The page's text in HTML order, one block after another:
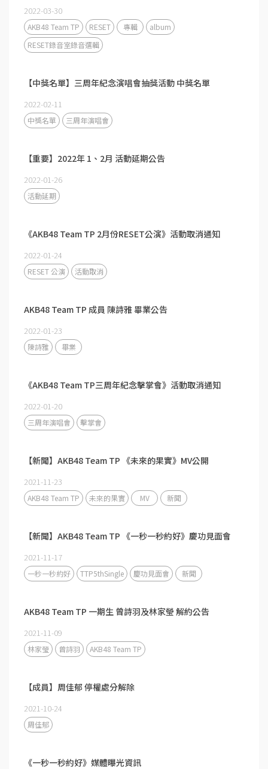
2022-03-30
AKB48 Team TP RESET 專輯
album
RESET錄音室錄音選輯
【中獎名單】三周年紀念演唱會抽獎活動 中獎名單
2022-02-11
中獎名單 三周年演唱會
【重要】2022年 1、2月 活動延期公告
2022-01-26
活動延期
《AKB48 Team TP 2月份RESET公演》活動取消通知
2022-01-24
RESET 公演 活動取消
AKB48 Team TP 成員 陳詩雅 畢業公告
2022-01-23
陳詩雅 畢業
《AKB48 Team TP三周年紀念擊掌會》活動取消通知​​​​​​​
2022-01-20
三周年演唱會 擊掌會
【新聞】AKB48 Team TP 《未來的果實》MV公開
2021-11-23
AKB48 Team TP 未來的果實 MV 新聞
【新聞】AKB48 Team TP 《一秒一秒約好》慶功見面會
2021-11-17
一秒一秒約好 TTP5thSingle 慶功見面會 新聞
AKB48 Team TP 一期生 曾詩羽及林家瑩 解約公告
2021-11-09
林家瑩 曾詩羽 AKB48 Team TP
【成員】周佳郁 停權處分解除
2021-10-24
周佳郁
《一秒一秒約好》媒體曝光資訊